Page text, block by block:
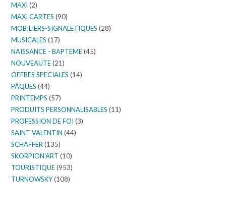
MAXI (2)
MAXI CARTES (90)
MOBILIERS-SIGNALETIQUES (28)
MUSICALES (17)
NAISSANCE - BAPTEME (45)
NOUVEAUTE (21)
OFFRES SPECIALES (14)
PÂQUES (44)
PRINTEMPS (57)
PRODUITS PERSONNALISABLES (11)
PROFESSION DE FOI (3)
SAINT VALENTIN (44)
SCHAFFER (135)
SKORPION'ART (10)
TOURISTIQUE (953)
TURNOWSKY(108)